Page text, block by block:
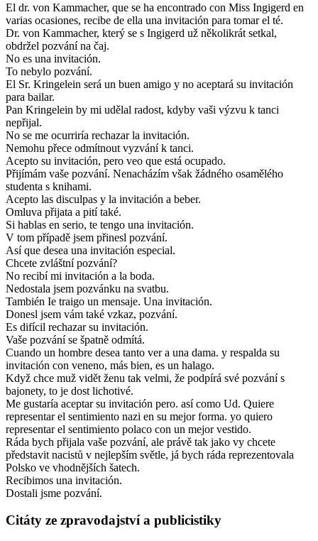
El dr. von Kammacher, que se ha encontrado con Miss Ingigerd en
varias ocasiones, recibe de ella una invitación para tomar el té.
Dr. von Kammacher, který se s Ingigerd už několikrát setkal,
obdržel pozvání na čaj.
No es una invitación.
To nebylo pozvání.
El Sr. Kringelein será un buen amigo y no aceptará su invitación
para bailar.
Pan Kringelein by mi udělal radost, kdyby vaši výzvu k tanci
nepřijal.
No se me ocurriría rechazar la invitación.
Nemohu přece odmítnout vyzvání k tanci.
Acepto su invitación, pero veo que está ocupado.
Přijímám vaše pozvání. Nenacházím však žádného osamělého
studenta s knihami.
Acepto las disculpas y la invitación a beber.
Omluva přijata a pití také.
Si hablas en serio, te tengo una invitación.
V tom případě jsem přinesl pozvání.
Así que desea una invitación especial.
Chcete zvláštní pozvání?
No recibí mi invitación a la boda.
Nedostala jsem pozvánku na svatbu.
También Ie traigo un mensaje. Una invitación.
Donesl jsem vám také vzkaz, pozvání.
Es difícil rechazar su invitación.
Vaše pozvání se špatně odmítá.
Cuando un hombre desea tanto ver a una dama. y respalda su
invitación con veneno, más bien, es un halago.
Když chce muž vidět ženu tak velmi, že podpírá své pozvání s
bajonety, to je dost lichotivé.
Me gustaría aceptar su invitación pero. así como Ud. Quiere
representar el sentimiento nazi en su mejor forma. yo quiero
representar el sentimiento polaco con un mejor vestido.
Ráda bych přijala vaše pozvání, ale právě tak jako vy chcete
představit nacistů v nejlepším světle, já bych ráda reprezentovala
Polsko ve vhodnějších šatech.
Recibimos una invitación.
Dostali jsme pozvání.
Citáty ze zpravodajství a publicistiky